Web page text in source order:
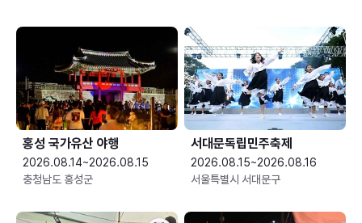
홍성 국가유산 야행
2026.08.14~2026.08.15
충청남도 홍성군
서대문독립민주축제
2026.08.15~2026.08.16
서울특별시 서대문구